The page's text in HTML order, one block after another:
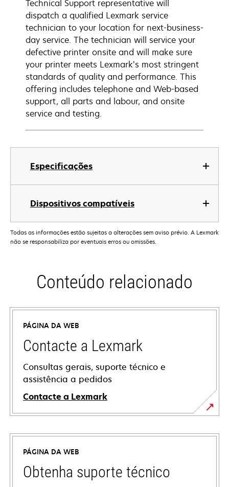
Especificações
Dispositivos compatíveis
Technical Support representative will
dispatch a qualified Lexmark service
technician to your location for next-business-
day service. The technician will service your
defective printer onsite and will make sure
your printer meets Lexmark’s most stringent
standards of quality and performance. This
offering includes telephone and Web-based
support, all parts and labour, and onsite
service and testing.
Todas as informações estão sujeitas a alterações sem aviso prévio. A Lexmark
não se responsabiliza por eventuais erros ou omissões.
Conteúdo relacionado
PÁGINA DA WEB
Contacte a Lexmark
Consultas gerais, suporte técnico e
assistência a pedidos
Contacte a Lexmark
PÁGINA DA WEB
Obtenha suporte técnico